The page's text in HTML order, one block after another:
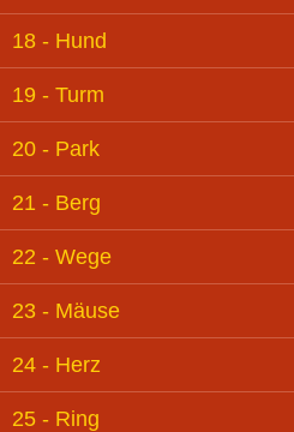
18 - Hund
19 - Turm
20 - Park
21 - Berg
22 - Wege
23 - Mäuse
24 - Herz
25 - Ring